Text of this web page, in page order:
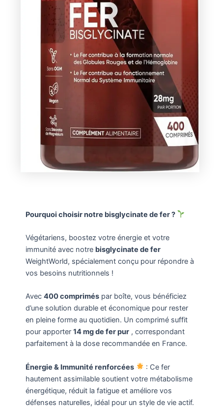
Pourquoi choisir notre bisglycinate de fer ?
Végétariens, boostez votre énergie et votre
immunité avec notre bisglycinate de fer
WeightWorld, spécialement conçu pour répondre à
vos besoins nutritionnels !
Avec 400 compriméspar boîte, vous bénéficiez
d’une solution durable et économique pour rester
en pleine forme au quotidien. Un comprimé suffit
pour apporter 14 mg de fer pur, correspondant
parfaitement à la dose recommandée en France.
Énergie & Immunité renforcées
: Ce fer
hautement assimilable soutient votre métabolisme
énergétique, réduit la fatigue et améliore vos
défenses naturelles, idéal pour un style de vie actif.